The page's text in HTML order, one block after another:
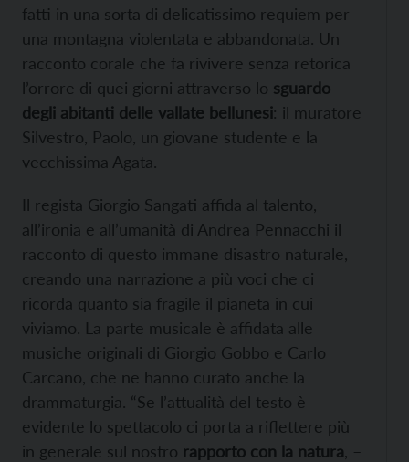
fatti in una sorta di delicatissimo requiem per
una montagna violentata e abbandonata. Un
racconto corale che fa rivivere senza retorica
l’orrore di quei giorni attraverso lo sguardo
degli abitanti delle vallate bellunesi: il muratore
Silvestro, Paolo, un giovane studente e la
vecchissima Agata.
Il regista Giorgio Sangati affida al talento,
all’ironia e all’umanità di Andrea Pennacchi il
racconto di questo immane disastro naturale,
creando una narrazione a più voci che ci
ricorda quanto sia fragile il pianeta in cui
viviamo. La parte musicale è affidata alle
musiche originali di Giorgio Gobbo e Carlo
Carcano, che ne hanno curato anche la
drammaturgia. “Se l’attualità del testo è
evidente lo spettacolo ci porta a riflettere più
in generale sul nostro rapporto con la natura , –